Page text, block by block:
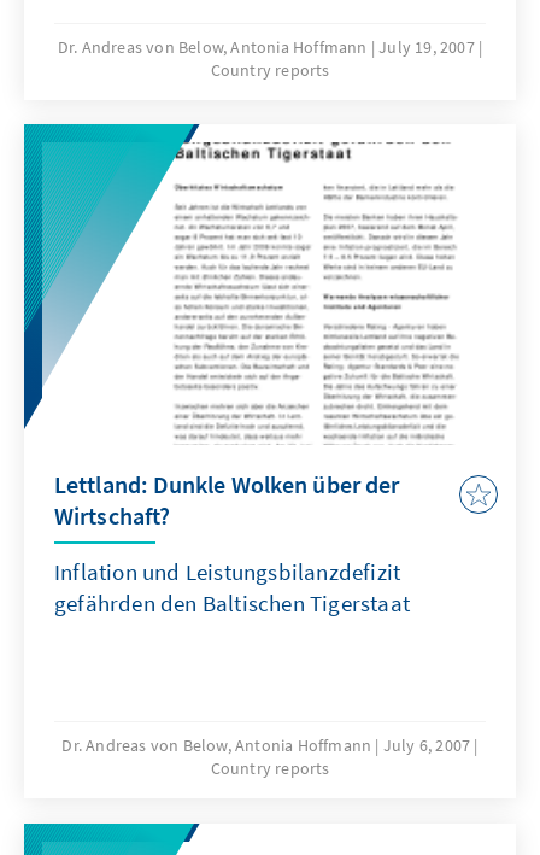
zur vollständigen Integration in die
Europäische Union. Während die Ländern für
Anstrengungen auf dem Felde der
Wirtschafts-, Haushalts- und Finanzpolitik
leisten müssen, um die notwendigen Kriterien
zu erfüllen, rückt die Abschaffung der
Personenkontrollen an den Binnengrenzen,
die den Kern des Schengen-Acqius bildet, in
greifbare Nähe. Der Beitritt zum Schengen-
Raum könnte zu Beginn des kommenden
Jahres erfolgen. Damit würden die drei
Baltischen Länder einen weiteren wichtigen
Besitzstand der EU übernehmen können.
Dr. Andreas von Below, Antonia Hoffmann
July 19, 2007
Country reports
Lettland: Dunkle Wolken über der
Wirtschaft?
Inflation und Leistungsbilanzdefizit
gefährden den Baltischen Tigerstaat
Dr. Andreas von Below, Antonia Hoffmann
July 6, 2007
Country reports